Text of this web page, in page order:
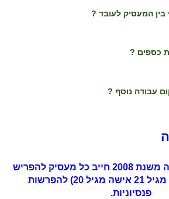
המעסיק לעובד ?
כספים ?
עבודה נוסף ?
לפי חוק פנסיה חובה משנת 2008 חייב כל מעסיק להפריש
בגין עובדיו (גבר מגיל 21 אישה מגיל 20) להפרשות
פנסיוניות.